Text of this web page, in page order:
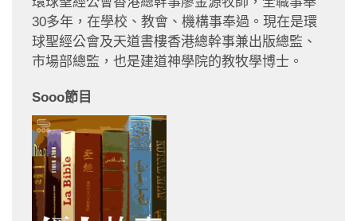
30多年，在學校、教會、機構事奉過。現在是環
球聖經公會及天道書樓香港總幹事兼出版總監、
市場部總監，也是建道神學院的教牧學博士。
Sooo節目